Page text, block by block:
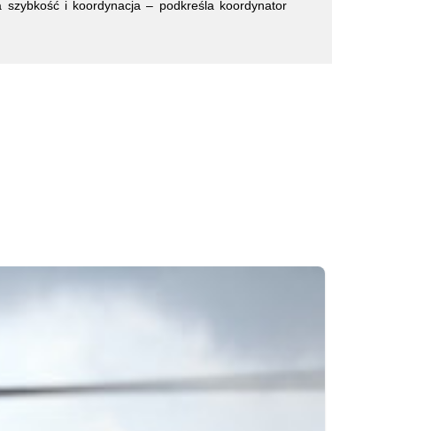
szybkość i koordynacja – podkreśla koordynator